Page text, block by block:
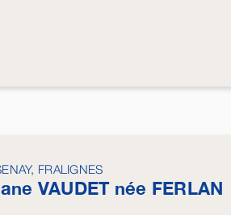
FRALIGNES
VAUDETnée FERLAN